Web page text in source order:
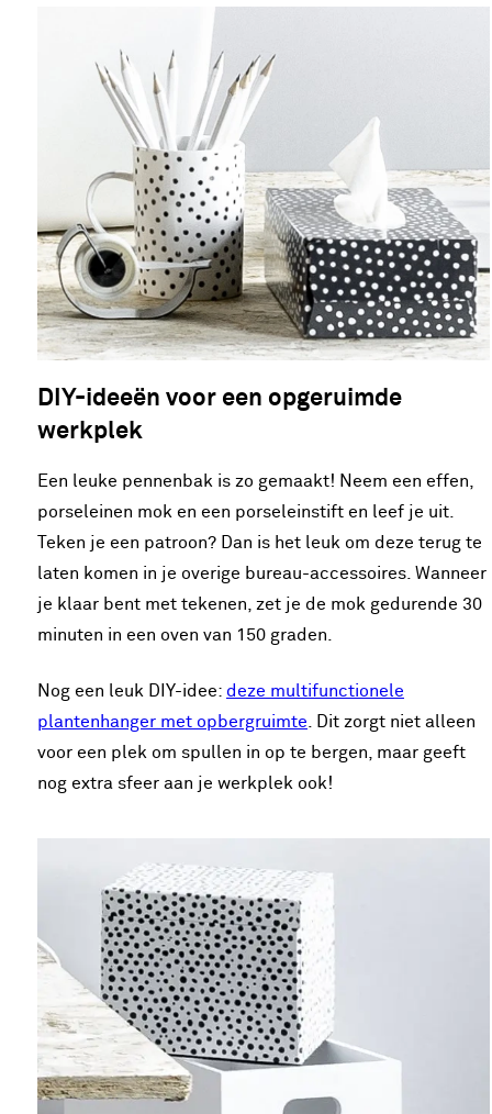
DIY-ideeën voor een opgeruimde
werkplek
Een leuke pennenbak is zo gemaakt! Neem een effen,
porseleinen mok en een porseleinstift en leef je uit.
Teken je een patroon? Dan is het leuk om deze terug te
laten komen in je overige bureau-accessoires. Wanneer
je klaar bent met tekenen, zet je de mok gedurende 30
minuten in een oven van 150 graden.
Nog een leuk DIY-idee: deze multifunctionele
plantenhanger met opbergruimte . Dit zorgt niet alleen
voor een plek om spullen in op te bergen, maar geeft
nog extra sfeer aan je werkplek ook!